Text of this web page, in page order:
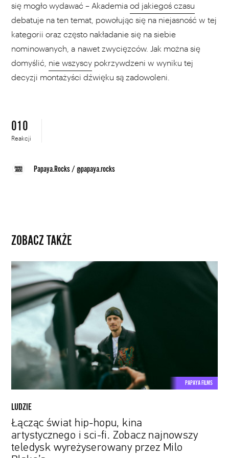
się mogło wydawać – Akademia od jakiegoś czasu
debatuje na ten temat, powołując się na niejasność w tej
kategorii oraz często nakładanie się na siebie
nominowanych, a nawet zwycięzców. Jak można się
domyślić, nie wszyscy pokrzywdzeni w wyniku tej
decyzji montażyści dźwięku są zadowoleni.
010
Reakcji
Papaya.Rocks/@papaya.rocks
ZOBACZ TAKŻE
Łącząc
świat
hip-
hopu,
kina
najnowszy
teledysk
przez
Milo
Blake’a.
PAPAYA FILMS
LUDZIE
Łącząc świat hip-hopu, kina
artystycznego i sci-fi. Zobacz najnowszy
teledysk wyreżyserowany przez Milo